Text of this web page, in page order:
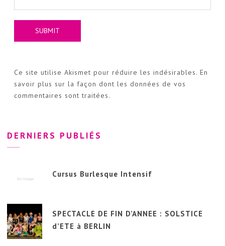
Ce site utilise Akismet pour réduire les indésirables. En
savoir plus sur la façon dont les données de vos
commentaires sont traitées.
DERNIERS PUBLIÉS
Cursus Burlesque Intensif
SPECTACLE DE FIN D’ANNEE : SOLSTICE
d’ETE à BERLIN